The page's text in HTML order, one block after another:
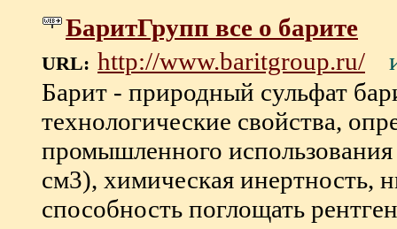
БаритГрупп все о барите
URL: http://www.baritgroup.ru/
Барит - природный сульфат
технологические свойства,
промышленного
см3), химическая инертность,
способность поглощать